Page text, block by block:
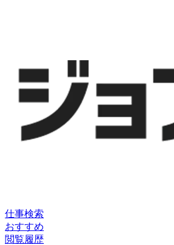
仕事検索
おすすめ
閲覧履歴